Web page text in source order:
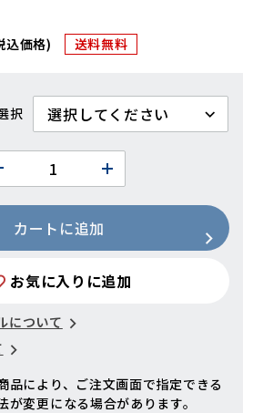
込価格) 送料無料
カートに追加
お気に入りに追加
について
品により、ご注文画面で指定できる
が変更になる場合があります。